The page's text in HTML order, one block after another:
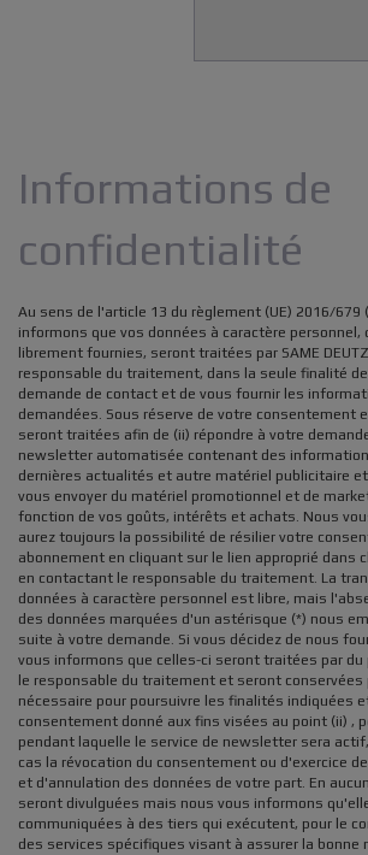
Informations de
confidentialité
Au sens de l'article 13 du règlement (UE) 2016/679
informons que vos données à caractère personnel,
librement fournies, seront traitées par SAME
responsable du traitement, dans la seule finalité
demande de contact et de vous fournir les
demandées. Sous réserve de votre consentement
seront traitées afin de (ii) répondre à votre
newsletter automatisée contenant des
dernières actualités et autre matériel publicitaire
vous envoyer du matériel promotionnel et de
fonction de vos goûts, intérêts et achats. Nous
aurez toujours la possibilité de résilier votre
abonnement en cliquant sur le lien approprié dans
en contactant le responsable du traitement. La
données à caractère personnel est libre, mais
des données marquées d'un astérisque (*) nous
suite à votre demande. Si vous décidez de nous
vous informons que celles-ci seront traitées par
le responsable du traitement et seront
nécessaire pour poursuivre les finalités indiquées
consentement donné aux fins visées au point (ii) ,
pendant laquelle le service de newsletter sera
cas la révocation du consentement ou d'exercice
et d'annulation des données de votre part. En
seront divulguées mais nous vous informons
communiquées à des tiers qui exécutent, pour le
des services spécifiques visant à assurer la bonne